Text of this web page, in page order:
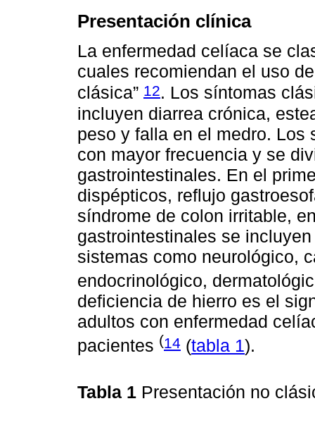
Presentación clínica
La enfermedad celíaca se
cuales recomiendan el uso
clásica” 12. Los síntomas
incluyen diarrea crónica,
peso y falla en el medro.
con mayor frecuencia y se
gastrointestinales. En el
dispépticos, reflujo
síndrome de colon irritable,
gastrointestinales se
sistemas como neurológico,
endocrinológico,
deficiencia de hierro es el
adultos con enfermedad
pacientes (14 (tabla 1).
Tabla 1 Presentación no